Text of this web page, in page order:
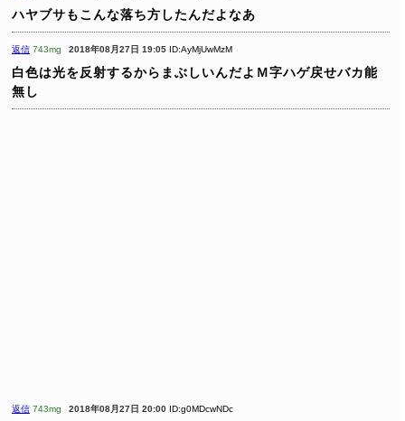
ハヤブサもこんな落ち方したんだよなあ
返信 743mg 2018年08月27日 19:05 ID:AyMjUwMzM
白色は光を反射するからまぶしいんだよＭ字ハゲ戻せバカ能
無し
返信 743mg 2018年08月27日 20:00 ID:g0MDcwNDc